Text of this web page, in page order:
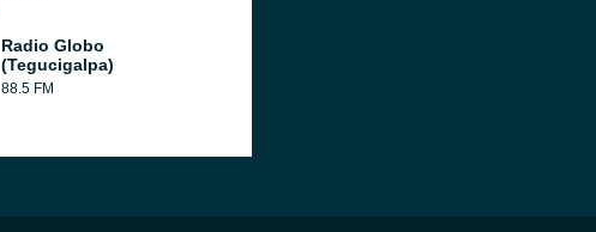
Radio Globo
(Tegucigalpa)
88.5 FM